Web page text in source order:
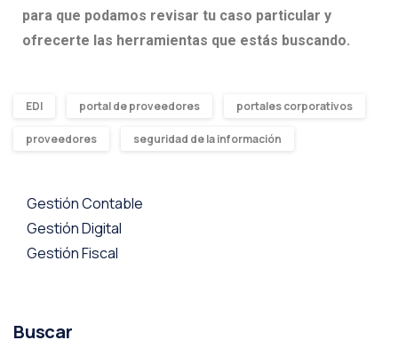
para que podamos revisar tu caso particular y
ofrecerte las herramientas que estás buscando.
EDI portal de proveedores portales corporativos
proveedores seguridad de la información
Gestión Contable
Gestión Digital
Gestión Fiscal
Buscar